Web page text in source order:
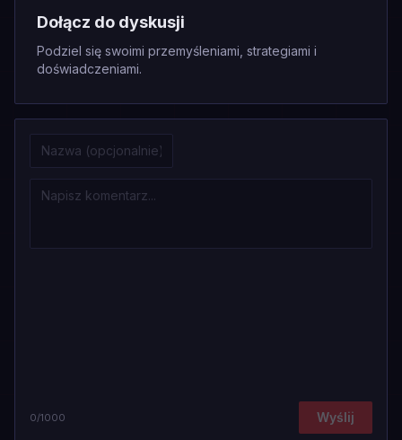
Dołącz do dyskusji
Podziel się swoimi przemyśleniami, strategiami i
doświadczeniami.
0/1000 Wyślij